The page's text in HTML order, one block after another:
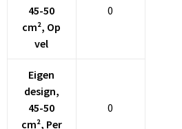
45-50
cm², Op
vel
0
Eigen
design,
45-50
cm², Per
0